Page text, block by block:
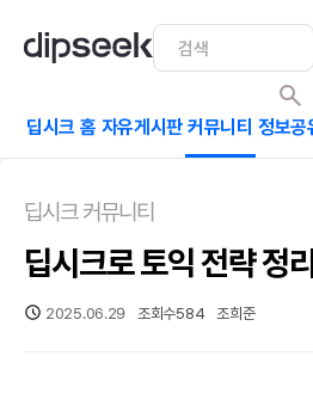
딥시크 홈 자유게시판 커뮤니티 정보공
딥시크 커뮤니티
딥시크로 토익 전략 정
2025.06.29 조회수584 조희준